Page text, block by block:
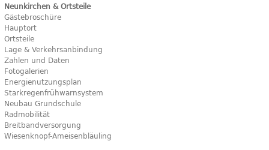
Neunkirchen & Ortsteile
Gästebroschüre
Hauptort
Ortsteile
Lage & Verkehrsanbindung
Zahlen und Daten
Fotogalerien
Energienutzungsplan
Starkregenfrühwarnsystem
Neubau Grundschule
Radmobilität
Breitbandversorgung
Wiesenknopf-Ameisenbläuling